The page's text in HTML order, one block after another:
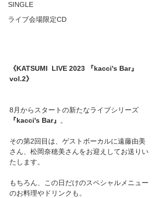
SINGLE
ライブ会場限定CD
《KATSUMI  LIVE 2023 『kacci's Bar』
vol.2》
8月からスタートの新たなライブシリーズ
『kacci's Bar』
。
その第2回目は、ゲストボーカルに遠藤由美
さん、松岡奈穂美さんをお迎えしてお送りい
たします。
もちろん、この日だけのスペシャルメニュー
のお料理やドリンクも。